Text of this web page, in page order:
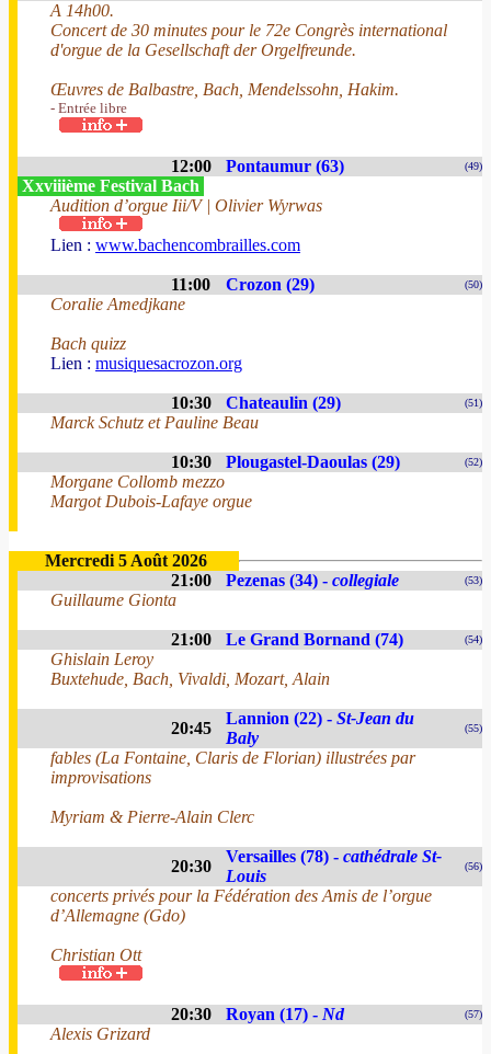
A 14h00.
Concert de 30 minutes pour le 72e Congrès international
d'orgue de la Gesellschaft der Orgelfreunde.
Œuvres de Balbastre, Bach, Mendelssohn, Hakim.
- Entrée libre
12:00 Pontaumur (63) (49)
Xxviiième Festival Bach
Audition d’orgue Iii/V | Olivier Wyrwas
Lien : www.bachencombrailles.com
11:00 Crozon (29) (50)
Coralie Amedjkane
Bach quizz
Lien : musiquesacrozon.org
10:30 Chateaulin (29) (51)
Marck Schutz et Pauline Beau
10:30 Plougastel-Daoulas (29) (52)
Morgane Collomb mezzo
Margot Dubois-Lafaye orgue
Mercredi 5 Août 2026
21:00
Pezenas (34) - collegiale (53)
Guillaume Gionta
21:00 Le Grand Bornand (74) (54)
Ghislain Leroy
Buxtehude, Bach, Vivaldi, Mozart, Alain
20:45
Lannion (22) - St-Jean du
Baly
(55)
fables (La Fontaine, Claris de Florian) illustrées par
improvisations
Myriam & Pierre-Alain Clerc
20:30
Versailles (78) - cathédrale St-
Louis
(56)
concerts privés pour la Fédération des Amis de l’orgue
d’Allemagne (Gdo)
Christian Ott
20:30 Royan (17) - Nd (57)
Alexis Grizard